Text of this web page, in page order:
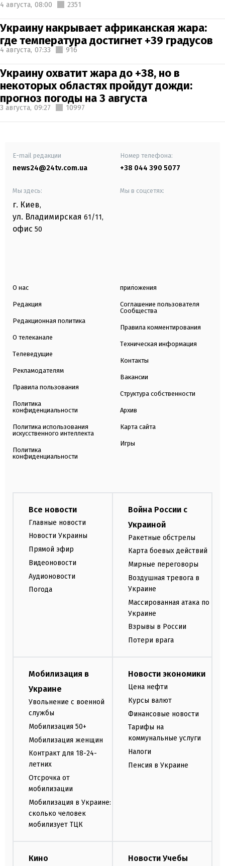
4 августа, 08:00 2351
Украину накрывает африканская жара:
где температура достигнет +39 градусов
4 августа, 07:33 916
Украину охватит жара до +38, но в
некоторых областях пройдут дожди:
прогноз погоды на 3 августа
3 августа, 09:27 10997
E-mail редакции
news24@24tv.com.ua
Номер телефона:
+38 044 390 5077
Мы здесь:
г. Киев,
ул. Владимирская 61/11,
офис 50
Мы в соцсетях:
О нас
Редакция
Редакционная политика
О телеканале
Телеведущие
Рекламодателям
Правила пользования
Политика
конфиденциальности
Политика использования
искусственного интеллекта
Политика
конфиденциальности
приложения
Соглашение пользователя
Сообщества
Правила комментирования
Техническая информация
Контакты
Вакансии
Структура собственности
Архив
Карта сайта
Игры
Все новости
Главные новости
Новости Украины
Прямой эфир
Видеоновости
Аудионовости
Погода
Война России с
Украиной
Ракетные обстрелы
Карта боевых действий
Мирные переговоры
Воздушная тревога в
Украине
Массированная атака по
Украине
Взрывы в России
Потери врага
Мобилизация в
Украине
Увольнение с военной
службы
Мобилизация 50+
Мобилизация женщин
Контракт для 18-24-
летних
Отсрочка от
мобилизации
Мобилизация в Украине:
сколько человек
мобилизует ТЦК
Новости экономики
Цена нефти
Курсы валют
Финансовые новости
Тарифы на
коммунальные услуги
Налоги
Пенсия в Украине
Кино Новости Учебы